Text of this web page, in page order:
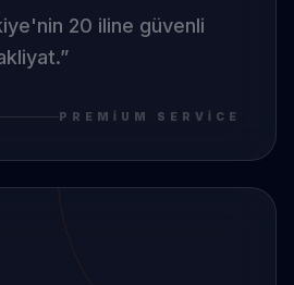
20 iline güvenli
”
PREMIUM SERVICE